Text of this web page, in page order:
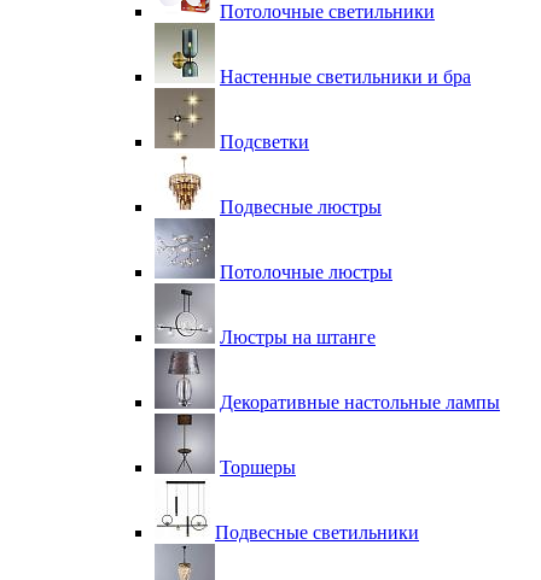
Потолочные светильники
Настенные светильники и бра
Подсветки
Подвесные люстры
Потолочные люстры
Люстры на штанге
Декоративные настольные лампы
Торшеры
Подвесные светильники